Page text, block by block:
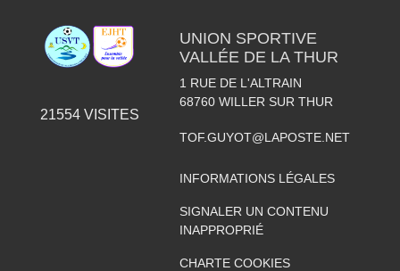
21554VISITES
UNION SPORTIVE
VALLÉE DE LA THUR
1 RUE DE L'ALTRAIN
68760 WILLER SUR THUR
TOF.GUYOT@LAPOSTE.NET
INFORMATIONS LÉGALES
SIGNALER UN CONTENU
INAPPROPRIÉ
CHARTE COOKIES